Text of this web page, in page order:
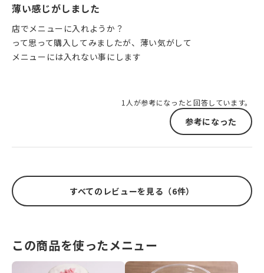
薄い感じがしました
店でメニューに入れようか？
って思って購入してみましたが、薄い気がして
メニューには入れない事にします
1人が参考になったと回答しています。
参考になった
すべてのレビューを見る（6件）
この商品を使ったメニュー